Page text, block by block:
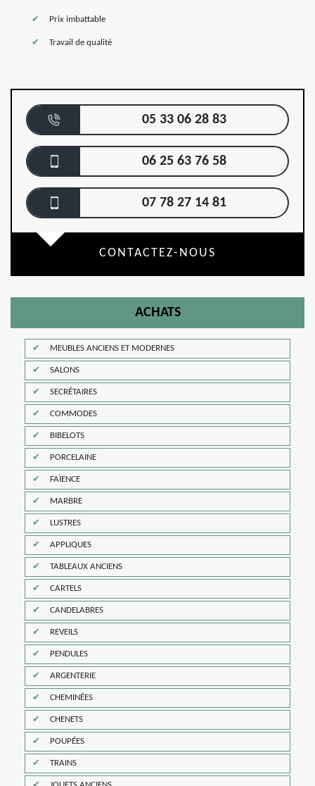
Prix imbattable
Travail de qualité
05 33 06 28 83
06 25 63 76 58
07 78 27 14 81
CONTACTEZ-NOUS
ACHATS
MEUBLES ANCIENS ET MODERNES
SALONS
SECRÉTAIRES
COMMODES
BIBELOTS
PORCELAINE
FAÏENCE
MARBRE
LUSTRES
APPLIQUES
TABLEAUX ANCIENS
CARTELS
CANDELABRES
REVEILS
PENDULES
ARGENTERIE
CHEMINÉES
CHENETS
POUPÉES
TRAINS